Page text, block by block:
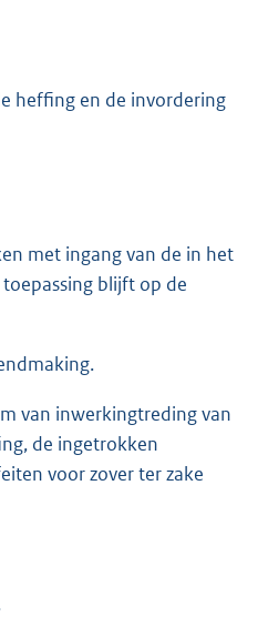
heffing en de invordering
met ingang van de in het
blijft op de
van inwerkingtreding van
de ingetrokken
voor zover ter zake